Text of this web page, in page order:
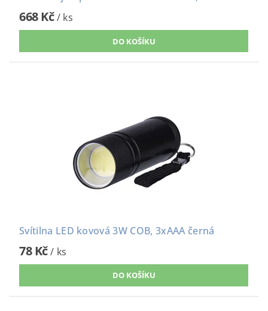
668 Kč/ ks
Svítilna LED kovová 3W COB, 3xAAA černá
78 Kč/ ks